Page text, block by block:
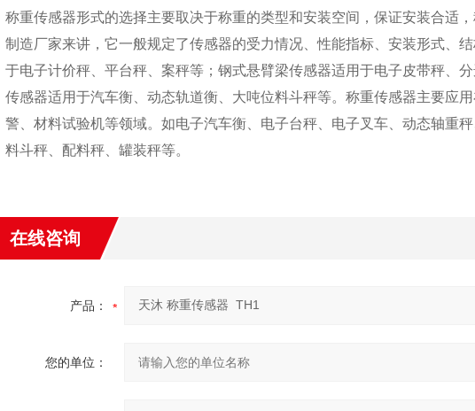
称重传感器形式的选择主要取决于称重的类型和安装空间，保证安装合适
制造厂家来讲，它一般规定了传感器的受力情况、性能指标、安装形式、
于电子计价秤、平台秤、案秤等；钢式悬臂梁传感器适用于电子皮带秤、
传感器适用于汽车衡、动态轨道衡、大吨位料斗秤等。称重传感器主要应
警、材料试验机等领域。如电子汽车衡、电子台秤、电子叉车、动态轴重
料斗秤、配料秤、罐装秤等。
在线咨询
产品：
您的单位：